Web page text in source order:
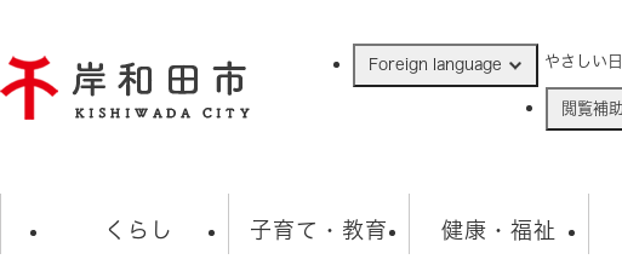
ジ
の
Foreign language やさしい
閲覧補助
くらし 子育て・教育 健康・福祉